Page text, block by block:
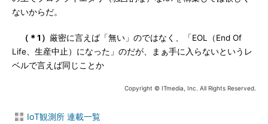
ないからだ。
（＊1） 厳密に言えば「無い」のではなく、「EOL（End Of
Life、生産中止）になった」のだが、まぁ手に入らないというレ
ベルで言えば同じことか
Copyright © ITmedia, Inc. All Rights Reserved.
IoT観測所 連載一覧